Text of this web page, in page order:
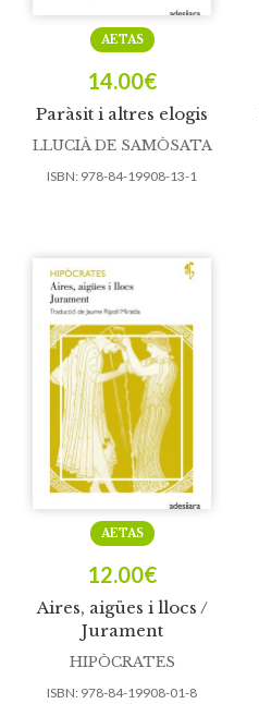
Paràsit i altres elogis
AETAS
14.00€
LLUCIÀ DE SAMÒSATA
ISBN: 978-84-19908-13-1
Aires, aigües i llocs /
Jurament
AETAS
12.00€
HIPÒCRATES
ISBN: 978-84-19908-01-8